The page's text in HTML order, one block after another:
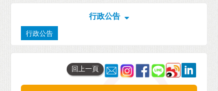
行政公告
行政公告
回上一頁